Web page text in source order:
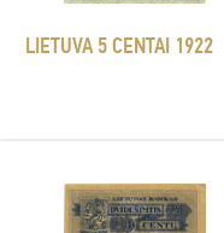
LIETUVA 5 CENTAI 1922